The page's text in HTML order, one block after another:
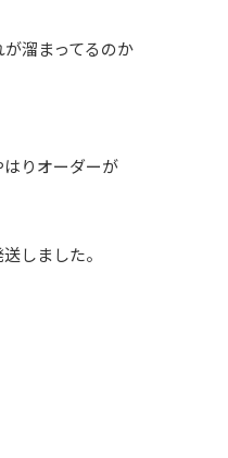
溜まってるのか
りオーダーが
しました。